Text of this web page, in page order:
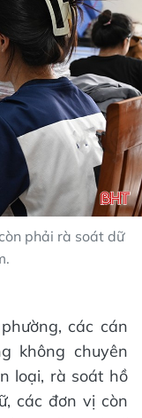
phải rà soát dữ
các cán
không chuyên
loại, rà soát hồ
các đơn vị còn